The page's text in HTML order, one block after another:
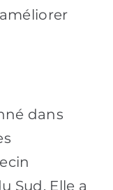
dans
Sud. Elle a